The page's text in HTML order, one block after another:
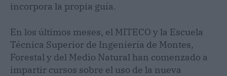
incorpora la propia guía.
En los últimos meses, el MITECO y la Escuela
Técnica Superior de Ingeniería de Montes,
Forestal y del Medio Natural han comenzado a
impartir cursos sobre el uso de la nueva